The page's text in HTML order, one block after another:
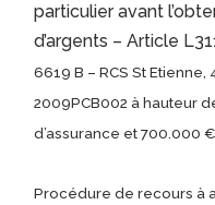
particulier avant
d’argents – Article
6619 B – RCS St Etienne,
2009PCB002 à hauteur
d’assurance et 700.000
Procédure de recours à